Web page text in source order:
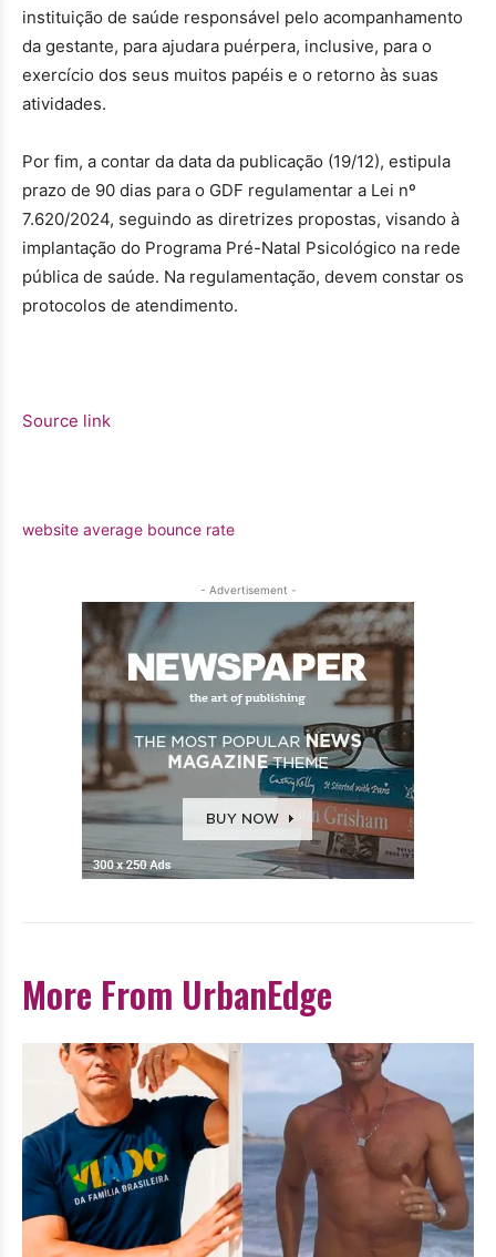
instituição de saúde responsável pelo acompanhamento
da gestante, para ajudara puérpera, inclusive, para o
exercício dos seus muitos papéis e o retorno às suas
atividades.
Por fim, a contar da data da publicação (19/12), estipula
prazo de 90 dias para o GDF regulamentar a Lei nº
7.620/2024, seguindo as diretrizes propostas, visando à
implantação do Programa Pré-Natal Psicológico na rede
pública de saúde. Na regulamentação, devem constar os
protocolos de atendimento.
Source link
website average bounce rate
- Advertisement -
More From UrbanEdge